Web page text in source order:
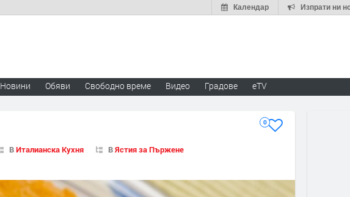
Изпрати ни
Календар
Новини Обяви Свободно време Видео Градове eTV
0
ВИталианска Кухня ВЯстия за Пържене